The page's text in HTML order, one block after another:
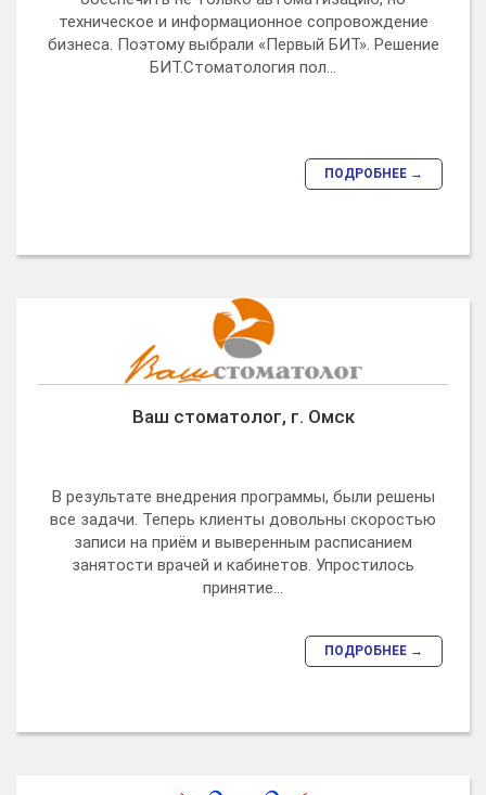
техническое и информационное сопровождение
бизнеса. Поэтому выбрали «Первый БИТ». Решение
БИТ.Стоматология пол...
ПОДРОБНЕЕ →
Ваш стоматолог, г. Омск
В результате внедрения программы, были решены
все задачи. Теперь клиенты довольны скоростью
записи на приём и выверенным расписанием
занятости врачей и кабинетов. Упростилось
принятие...
ПОДРОБНЕЕ →